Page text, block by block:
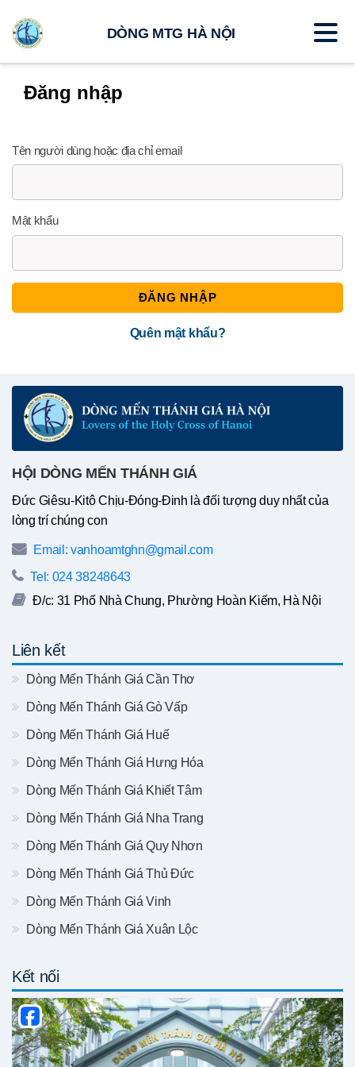
Đăng nhập
Tên người dùng hoặc địa chỉ email
Mật khẩu
ĐĂNG NHẬP
Quên mật khẩu?
HỘI DÒNG MẾN THÁNH GIÁ
Đức Giêsu-Kitô Chịu-Đóng-Đinh là đối tượng duy nhất của
lòng trí chúng con
Email: vanhoamtghn@gmail.com
Tel: 024 38248643
Đ/c: 31 Phố Nhà Chung, Phường Hoàn Kiếm, Hà Nội
Liên kết
Dòng Mến Thánh Giá Cần Thơ
Dòng Mến Thánh Giá Gò Vấp
Dòng Mến Thánh Giá Huế
Dòng Mến Thánh Giá Hưng Hóa
Dòng Mến Thánh Giá Khiết Tâm
Dòng Mến Thánh Giá Nha Trang
Dòng Mến Thánh Giá Quy Nhơn
Dòng Mến Thánh Giá Thủ Đức
Dòng Mến Thánh Giá Vinh
Dòng Mến Thánh Giá Xuân Lộc
Kết nối
DÒNG MTG HÀ NỘI